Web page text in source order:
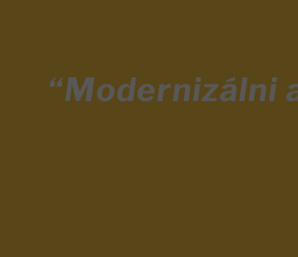
“Modernizálni